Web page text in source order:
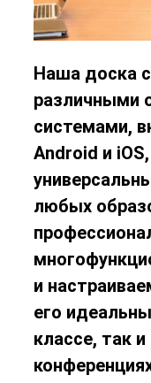
Наша доска
различными
системами,
Android и
любых
и
его
классе, так